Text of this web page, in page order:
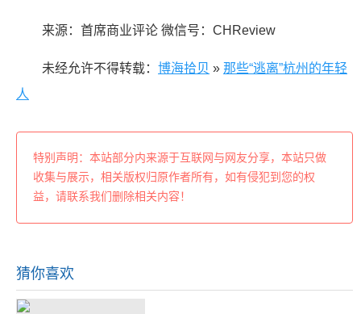
来源：首席商业评论 微信号：CHReview
未经允许不得转载： 博海拾贝 » 那些“逃离”杭州的年轻
人
特别声明：本站部分内来源于互联网与网友分享，本站只做
收集与展示，相关版权归原作者所有，如有侵犯到您的权
益，请联系我们删除相关内容！
猜你喜欢